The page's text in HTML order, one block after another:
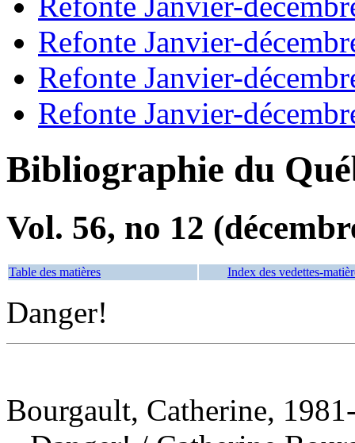
Refonte Janvier-
Refonte Janvier-
Refonte Janvier-
Bibliographie du
Vol. 56, no 12
Table des matières Index des vedettes-
Danger!
Bourgault, Catherine,